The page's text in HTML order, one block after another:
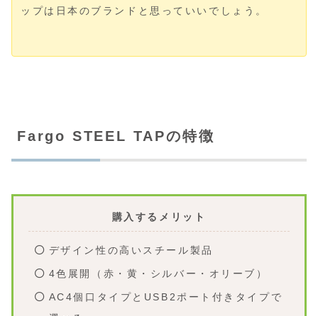
ップは日本のブランドと思っていいでしょう。
Fargo STEEL TAPの特徴
購入するメリット
デザイン性の高いスチール製品
4色展開（赤・黄・シルバー・オリーブ）
AC4個口タイプとUSB2ポート付きタイプで